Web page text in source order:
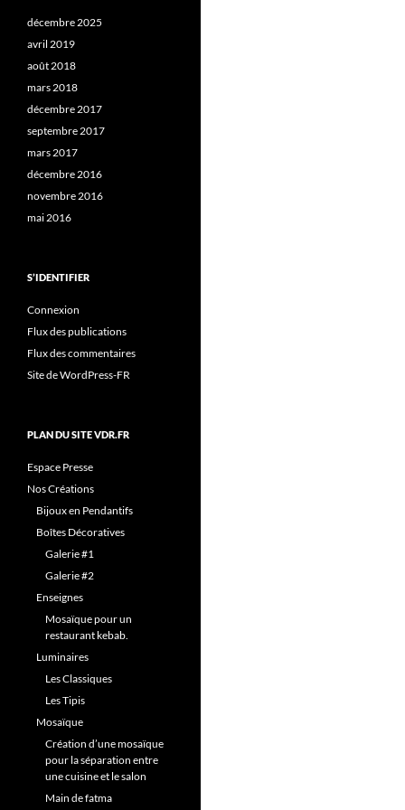
décembre 2025
avril 2019
août 2018
mars 2018
décembre 2017
septembre 2017
mars 2017
décembre 2016
novembre 2016
mai 2016
S’IDENTIFIER
Connexion
Flux des publications
Flux des commentaires
Site de WordPress-FR
PLAN DU SITE VDR.FR
Espace Presse
Nos Créations
Bijoux en Pendantifs
Boîtes Décoratives
Galerie #1
Galerie #2
Enseignes
Mosaïque pour un
restaurant kebab.
Luminaires
Les Classiques
Les Tipis
Mosaïque
Création d’une mosaïque
pour la séparation entre
une cuisine et le salon
Main de fatma